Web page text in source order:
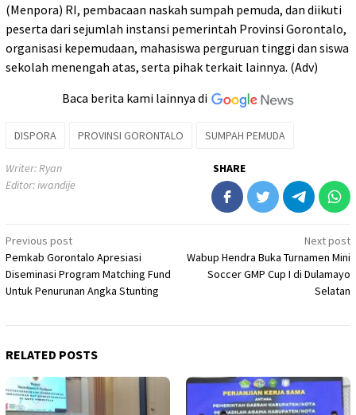
(Menpora) RI, pembacaan naskah sumpah pemuda, dan diikuti
peserta dari sejumlah instansi pemerintah Provinsi Gorontalo,
organisasi kepemudaan, mahasiswa perguruan tinggi dan siswa
sekolah menengah atas, serta pihak terkait lainnya. (Adv)
Baca berita kami lainnya di
DISPORA PROVINSI GORONTALO SUMPAH PEMUDA
Writer: Ryan
Editor: iwandije
SHARE
Post
navigation
Previous post
Pemkab Gorontalo Apresiasi
Diseminasi Program Matching Fund
Untuk Penurunan Angka Stunting
Next post
Wabup Hendra Buka Turnamen Mini
Soccer GMP Cup I di Dulamayo
Selatan
RELATED POSTS